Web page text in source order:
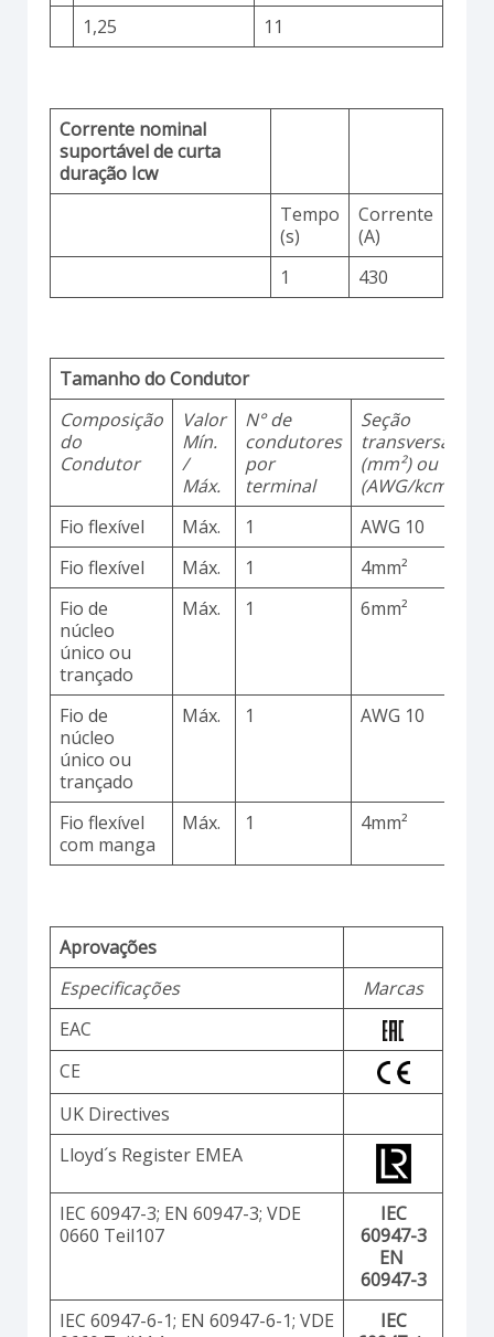
1,25
11
Corrente nominal
suportável de curta
duração Icw
Tempo
(s)
Corrente
(A)
1
430
Tamanho do Condutor
Composição
do
Condutor
Valor
Mín.
/
Máx.
N° de
condutores
por
terminal
Seção
transversal
(mm²) ou
(AWG/kcmil)
Fio flexível Máx. 1 AWG 10
Fio flexível
Máx. 1 4mm²
Fio de
núcleo
único ou
trançado
Máx. 1 6mm²
Fio de
núcleo
único ou
trançado
Máx. 1 AWG 10
Fio flexível
com manga
Máx. 1 4mm²
Aprovações
Especificações
Marcas
EAC
CE
UK Directives
Lloyd´s Register EMEA
IEC 60947-3; EN 60947-3; VDE
0660 Teil107
IEC
60947-3
EN
60947-3
IEC 60947-6-1; EN 60947-6-1; VDE
IEC